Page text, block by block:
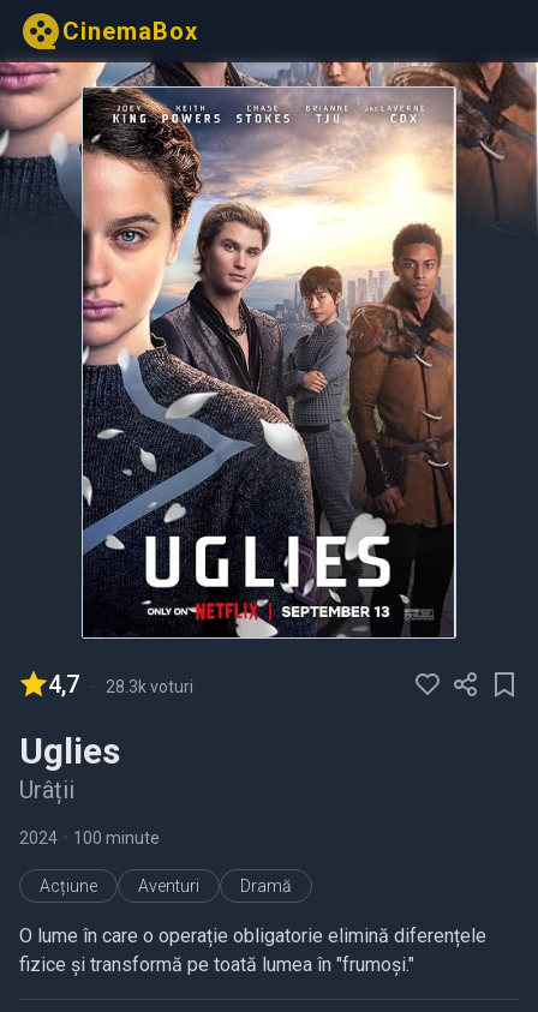
CinemaBox
4,7 - 28.3k voturi
Uglies
Urâții
2024 • 100 minute
Acțiune Aventuri Dramă
O lume în care o operație obligatorie elimină diferențele
fizice și transformă pe toată lumea în "frumoși."